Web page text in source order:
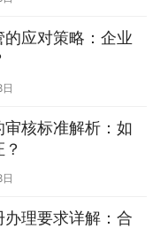
应对策略：企业
核标准解析：如
理要求详解：合